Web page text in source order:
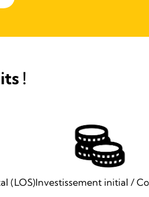
!
(LOS)Investissement initial /